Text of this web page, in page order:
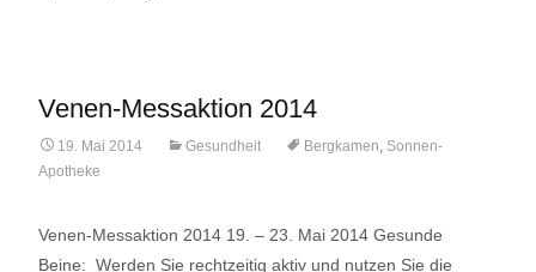
Venen-Messaktion 2014
19. Mai 2014 Gesundheit Bergkamen, Sonnen-
Apotheke
Venen-Messaktion 2014 19. – 23. Mai 2014 Gesunde
Beine: Werden Sie rechtzeitig aktiv und nutzen Sie die